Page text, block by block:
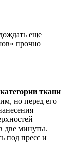
еще
прочно
ткани
но перед его
две минуты.
под пресс и